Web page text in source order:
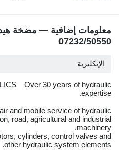
07232/50550
الإنكليزية
– Over 30 years of hydraulic
expertise.
and mobile service of hydraulic
road, agricultural and industrial
machinery.
cylinders, control valves and
other hydraulic system elements.